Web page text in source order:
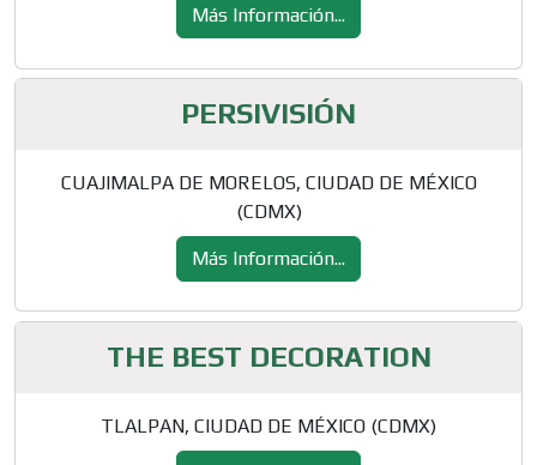
Más Información...
PERSIVISIÓN
CUAJIMALPA DE MORELOS, CIUDAD DE MÉXICO
(CDMX)
Más Información...
THE BEST DECORATION
TLALPAN, CIUDAD DE MÉXICO (CDMX)